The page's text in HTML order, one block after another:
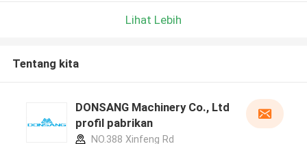
Lihat Lebih
Tentang kita
DONSANG Machinery Co., Ltd
profil pabrikan
NO.388 Xinfeng Rd